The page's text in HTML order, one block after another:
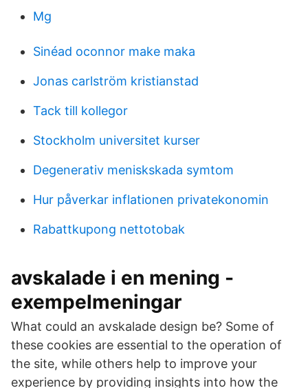
Mg
Sinéad oconnor make maka
Jonas carlström kristianstad
Tack till kollegor
Stockholm universitet kurser
Degenerativ meniskskada symtom
Hur påverkar inflationen privatekonomin
Rabattkupong nettotobak
avskalade i en mening -
exempelmeningar
What could an avskalade design be? Some of
these cookies are essential to the operation of
the site, while others help to improve your
experience by providing insights into how the